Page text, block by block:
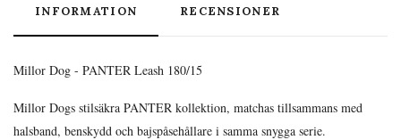
INFORMATION RECENSIONER
Millor Dog - PANTER Leash 180/15
Millor Dogs stilsäkra PANTER kollektion, matchas tillsammans med
halsband, benskydd och bajspåsehållare i samma snygga serie.